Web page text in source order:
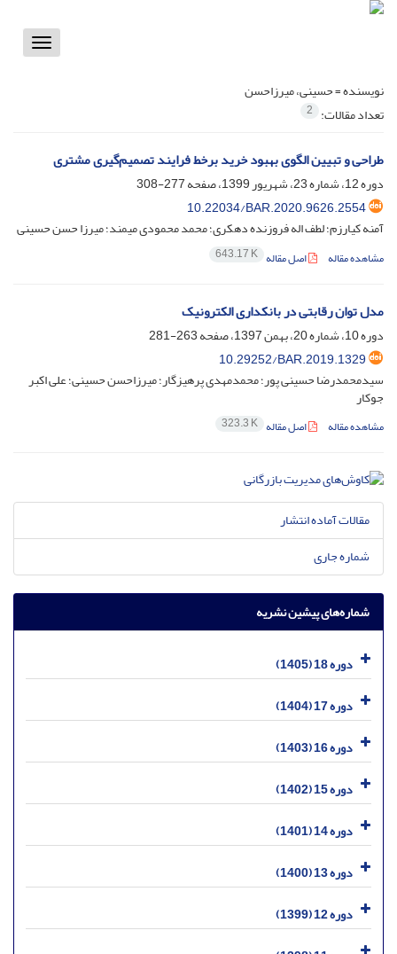
Toggle
نویسنده =حسینی، میرزاحسن
تعداد مقالات: 2
طراحی و تبیین الگوی بهبود خرید برخط فرایند تصمیم‌گیری مشتری
دوره 12، شماره 23، شهریور 1399، صفحه
277-308
10.22034/BAR.2020.9626.2554
آمنه کیارزم؛ لطف اله فروزنده دهکری؛ محمد محمودی میمند؛ میرزا حسن حسینی
مشاهده مقاله اصل مقاله 643.17 K
مدل توان رقابتی در بانکداری الکترونیک
دوره 10، شماره 20، بهمن 1397، صفحه
263-281
10.29252/BAR.2019.1329
سیدمحمدرضا حسینی پور؛ محمدمهدی پرهیزگار؛ میرزاحسن حسینی؛ علی اکبر
جوکار
مشاهده مقاله اصل مقاله 323.3 K
مقالات آماده انتشار
شماره جاری
شماره‌های پیشین نشریه
دوره 18 (1405)
دوره 17 (1404)
دوره 16 (1403)
دوره 15 (1402)
دوره 14 (1401)
دوره 13 (1400)
دوره 12 (1399)